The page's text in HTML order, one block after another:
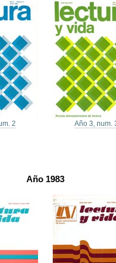
2 Año 3, num.
Año 1983